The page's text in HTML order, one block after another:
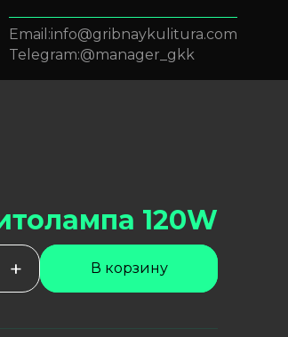
info@gribnaykulitura.com
@manager_gkk
120W
+ В корзину